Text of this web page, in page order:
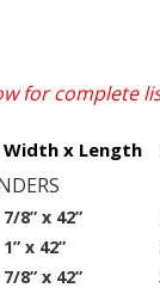
for complete
Width x Length
7/8” x 42”
1” x 42”
7/8” x 42”